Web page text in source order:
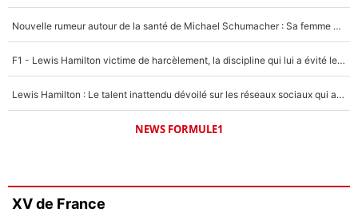
Nouvelle rumeur autour de la santé de Michael Schumacher : Sa femme Corinna sort du silence
F1 - Lewis Hamilton victime de harcèlement, la discipline qui lui a évité le pire : «J'aurais probablement mal tourné»
Lewis Hamilton : Le talent inattendu dévoilé sur les réseaux sociaux qui a impressionné Kim Kardashian pendant leurs vacances en amoureux !
NEWS FORMULE1
XV de France